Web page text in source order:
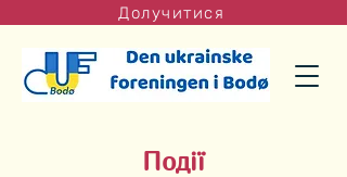
Долучитися
Події